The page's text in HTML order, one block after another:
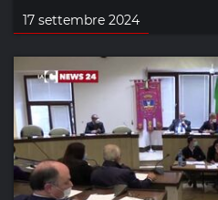
17 settembre 2024